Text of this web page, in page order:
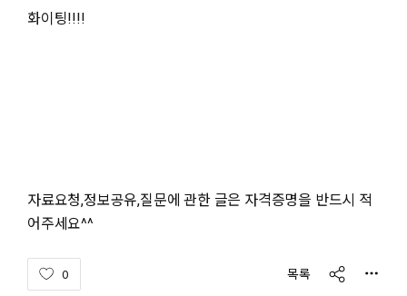
화이팅!!!!
자료요청,정보공유,질문에 관한 글은 자격증명을 반드시 적
어주세요^^
0 목록 share